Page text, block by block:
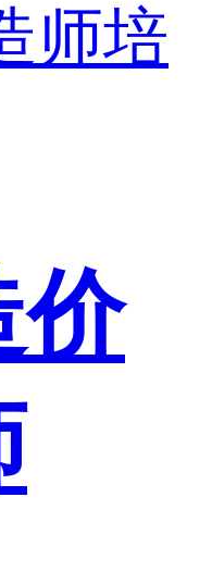
师培
价